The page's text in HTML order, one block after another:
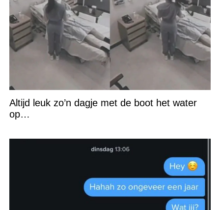
Altijd leuk zo’n dagje met de boot het water
op…